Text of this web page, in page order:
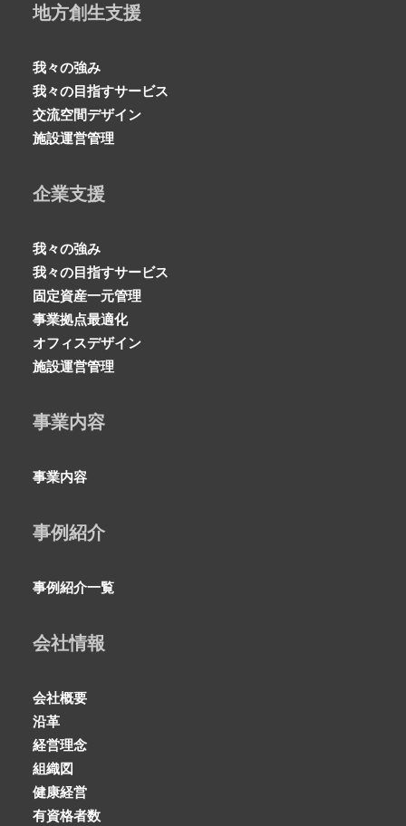
地方創生支援
我々の強み
我々の目指すサービス
交流空間デザイン
施設運営管理
企業支援
我々の強み
我々の目指すサービス
固定資産一元管理
事業拠点最適化
オフィスデザイン
施設運営管理
事業内容
事業内容
事例紹介
事例紹介一覧
会社情報
会社概要
沿革
経営理念
組織図
健康経営
有資格者数